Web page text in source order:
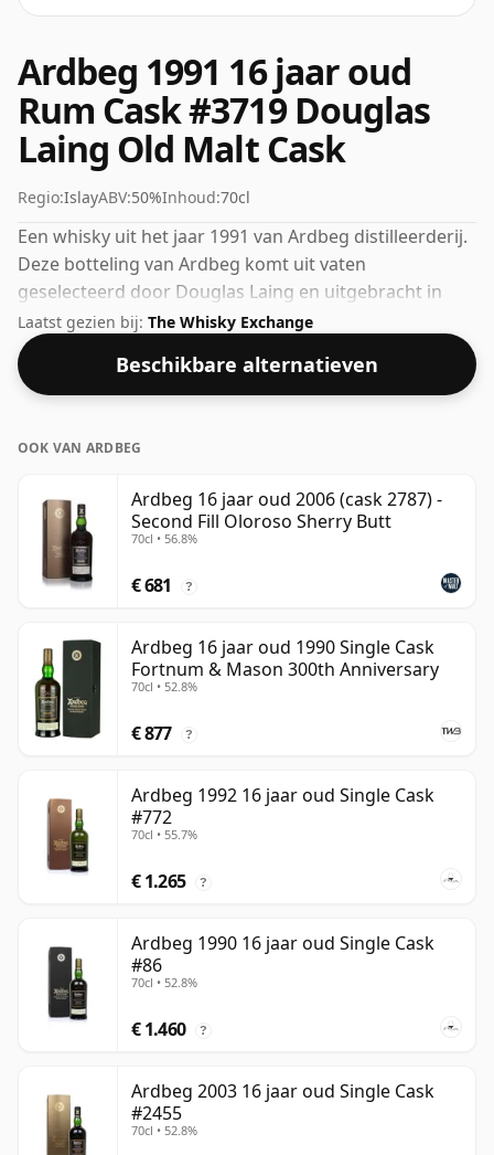
Ardbeg 1991 16 jaar oud
Rum Cask #3719 Douglas
Laing Old Malt Cask
Regio:IslayABV:50%Inhoud:70cl
Een whisky uit het jaar 1991 van Ardbeg distilleerderij.
Deze botteling van Ardbeg komt uit vaten
geselecteerd door Douglas Laing en uitgebracht in
2007. Fans van whisky's met een hogere sterkte zullen
niet teleurgesteld zijn door deze botteling, die een
alcoholpercentage van 50% heeft.
Laatst gezien bij: The Whisky Exchange
Beschikbare alternatieven
OOK VAN ARDBEG
Ardbeg 16 jaar oud 2006 (cask 2787) -
Second Fill Oloroso Sherry Butt
70cl • 56.8%
€ 681 ?
Ardbeg 16 jaar oud 1990 Single Cask
Fortnum & Mason 300th Anniversary
70cl • 52.8%
€ 877 ?
Ardbeg 1992 16 jaar oud Single Cask
#772
70cl • 55.7%
€ 1.265 ?
Ardbeg 1990 16 jaar oud Single Cask
#86
70cl • 52.8%
€ 1.460 ?
Ardbeg 2003 16 jaar oud Single Cask
#2455
70cl • 52.8%